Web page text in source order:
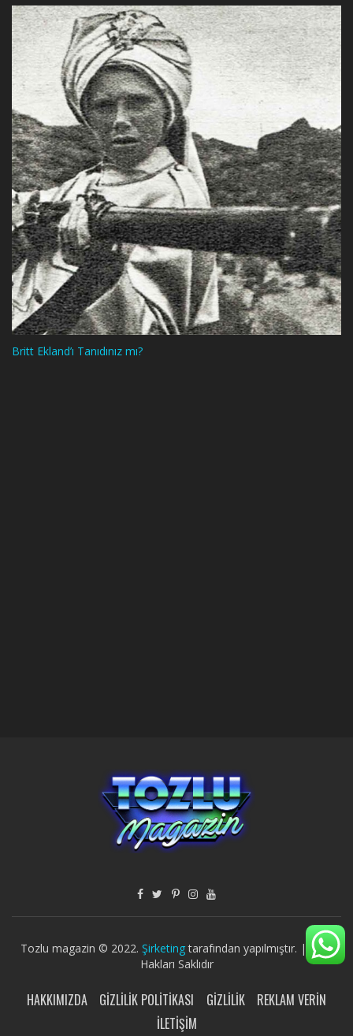
Britt Ekland’ı Tanıdınız mı?
Tozlu magazin © 2022. Şirketingtarafından yapılmıştır. | Tüm
Hakları Saklıdır
HAKKIMIZDA GIZLILIK POLITIKASI GIZLILIK
REKLAM VERIN
İLETIŞIM